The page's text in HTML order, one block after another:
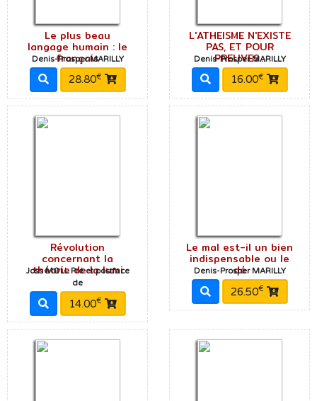
Le plus beau
langage humain : le
français
Denis-Prosper MARILLY
28.80€
L'ATHEISME N'EXISTE
PAS, ET POUR
PREUVES...
Denis-Prosper MARILLY
16.00€
Révolution
concernant la
théorie de la lumi
Joss MOLL Pré et postface
de
14.00€
Le mal est-il un bien
indispensable ou le
dé
Denis-Prosper MARILLY
26.50€